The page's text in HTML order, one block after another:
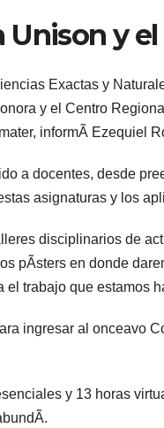
y el
Exactas y
y el Centro
informÃ Ezequiel
a docentes, desde
asignaturas y los
disciplinarios de
pÃsters en donde
el trabajo que estamos
ingresar al onceavo
y 13 horas